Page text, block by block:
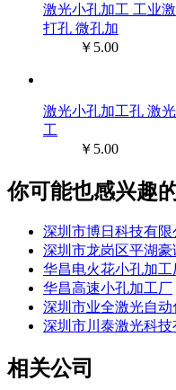
激光小孔加工 工业
打孔 微孔加
￥5.00
激光小孔加工孔 激
工
￥5.00
你可能也感兴趣
深圳市博日科技有限
深圳市龙岗区平湖
华昌电火花小孔加工
华昌高速小孔加工厂
深圳市业全激光自动
深圳市川泰激光科技
相关公司